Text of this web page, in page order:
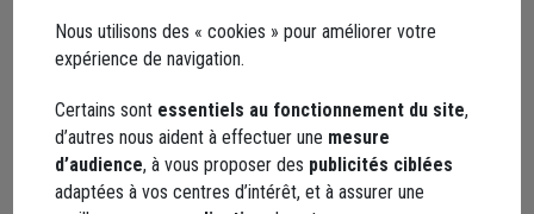
Les réseaux sociaux
Nous utilisons des « cookies » pour améliorer votre
expérience de navigation.
Certains sont essentiels au fonctionnement du site,
d’autres nous aident à effectuer une mesure
d’audience, à vous proposer des publicités ciblées
adaptées à vos centres d’intérêt, et à assurer une